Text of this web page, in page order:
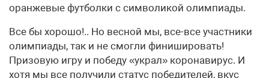
оранжевые футболки с символикой олимпиады.
Все бы хорошо!.. Но весной мы, все-все участники
олимпиады, так и не смогли финишировать!
Призовую игру и победу «украл» коронавирус. И
хотя мы все получили статус победителей, вкус